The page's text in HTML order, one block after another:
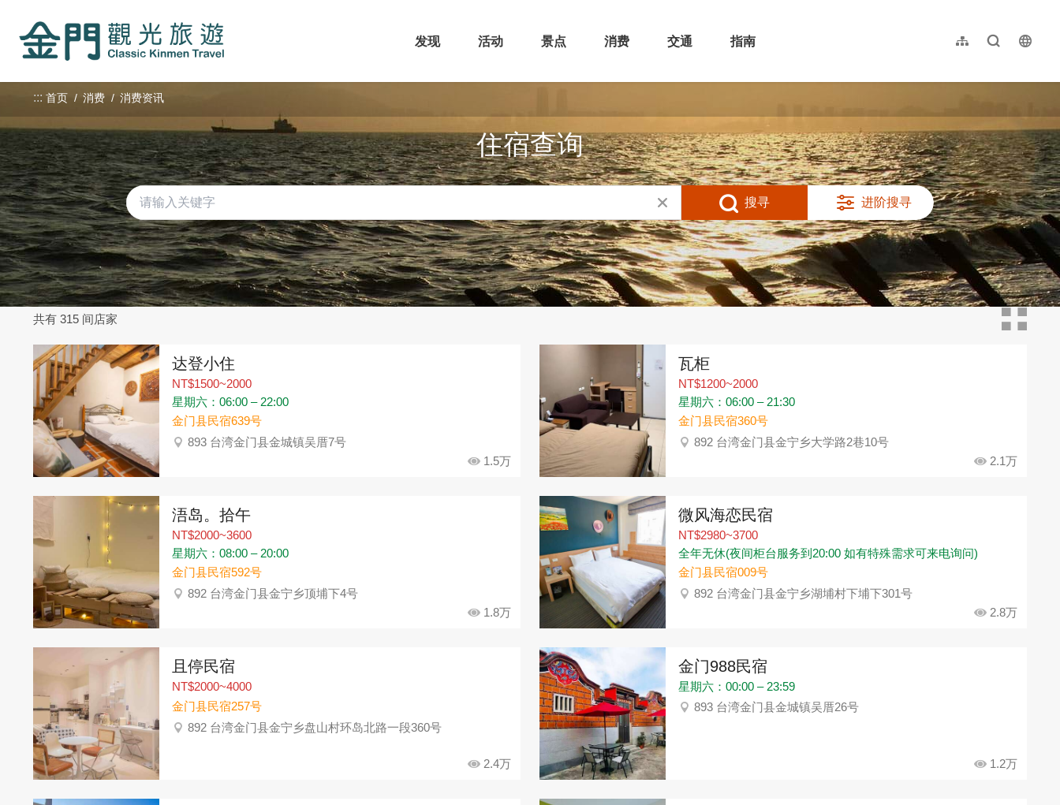
内
发现
活动 景点 消费 交通 指南 网站导览全文检索
繁體中文
日本語
한국어
::: 首页 消费 消费资讯
住宿查询
搜寻 进阶搜寻
共有 315 间店家
达登小住
NT$1500~2000
星期六：06:00 – 22:00
金门县民宿639号
893 台湾金门县金城镇吴厝7号
1.5万
瓦柜
NT$1200~2000
星期六：06:00 – 21:30
金门县民宿360号
892 台湾金门县金宁乡大学路2巷10号
2.1万
浯岛。拾午
NT$2000~3600
星期六：08:00 – 20:00
金门县民宿592号
892 台湾金门县金宁乡顶埔下4号
1.8万
微风海恋民宿
NT$2980~3700
全年无休(夜间柜台服务到20:00 如有特殊需求可来电询问)
金门县民宿009号
892 台湾金门县金宁乡湖埔村下埔下301号
2.8万
且停民宿
NT$2000~4000
金门县民宿257号
892 台湾金门县金宁乡盘山村环岛北路一段360号
2.4万
金门988民宿
星期六：00:00 – 23:59
893 台湾金门县金城镇吴厝26号
1.2万